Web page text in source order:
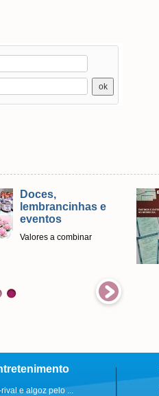
Doces,
lembrancinhas e
eventos
Valores a combinar
rival e algoz pelo ...